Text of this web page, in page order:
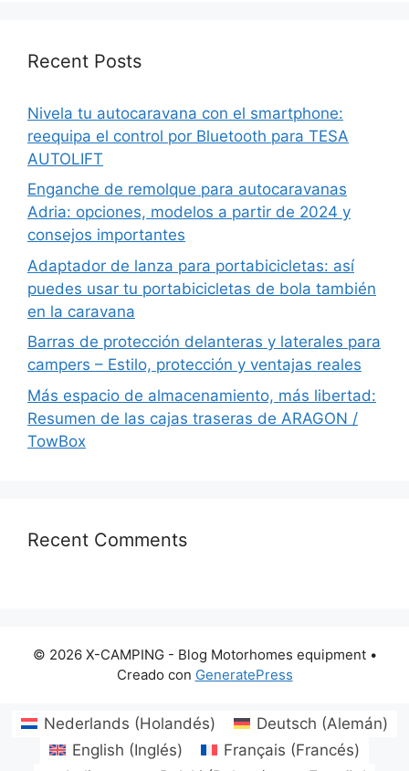
Recent Posts
Nivela tu autocaravana con el smartphone:
reequipa el control por Bluetooth para TESA
AUTOLIFT
Enganche de remolque para autocaravanas
Adria: opciones, modelos a partir de 2024 y
consejos importantes
Adaptador de lanza para portabicicletas: así
puedes usar tu portabicicletas de bola también
en la caravana
Barras de protección delanteras y laterales para
campers – Estilo, protección y ventajas reales
Más espacio de almacenamiento, más libertad:
Resumen de las cajas traseras de ARAGON /
TowBox
Recent Comments
© 2026 X-CAMPING - Blog Motorhomes equipment•
Creado con GeneratePress
Nederlands (Holandés) Deutsch (Alemán)
English (Inglés) Français (Francés)